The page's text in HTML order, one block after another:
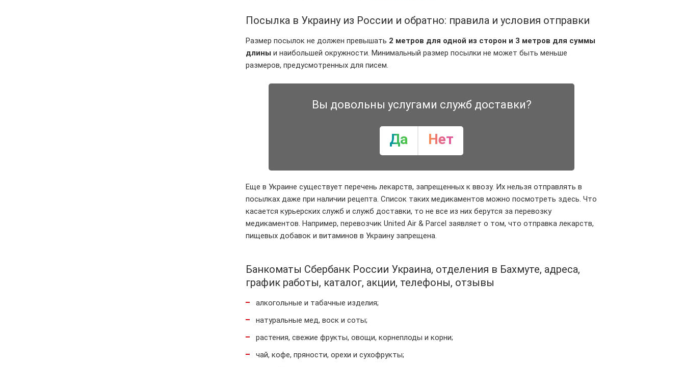
Посылка в Украину из России и обратно: правила и условия отправки
Размер посылок не должен превышать 2 метров для одной из сторон и 3 метров для суммы
длины и наибольшей окружности. Минимальный размер посылки не может быть меньше
размеров, предусмотренных для писем.
Вы довольны услугами служб доставки?
Да Нет
Еще в Украине существует перечень лекарств, запрещенных к ввозу. Их нельзя отправлять в
посылках даже при наличии рецепта. Список таких медикаментов можно посмотреть здесь. Что
касается курьерских служб и служб доставки, то не все из них берутся за перевозку
медикаментов. Например, перевозчик United Air & Parcel заявляет о том, что отправка лекарств,
пищевых добавок и витаминов в Украину запрещена.
Банкоматы Сбербанк России Украина, отделения в Бахмуте, адреса,
график работы, каталог, акции, телефоны, отзывы
алкогольные и табачные изделия;
натуральные мед, воск и соты;
растения, свежие фрукты, овощи, корнеплоды и корни;
чай, кофе, пряности, орехи и сухофрукты;